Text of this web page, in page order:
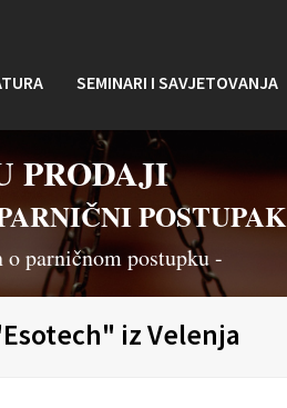
SEMINARI I SAVJETOVANJA
PRODAJI
POSTUPAK
parničnom postupku -
iz Velenja